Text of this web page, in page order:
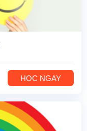
HỌC NGAY